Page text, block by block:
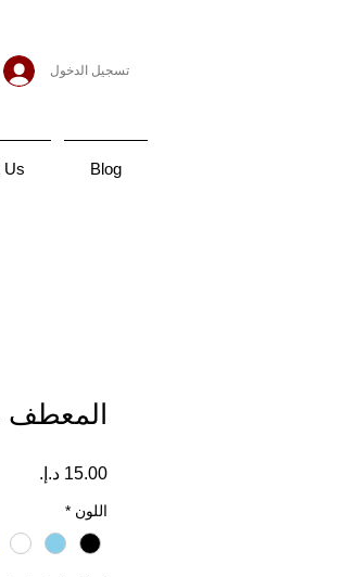
المعطف
اللون *
Us Blog
تسجيل الدخول